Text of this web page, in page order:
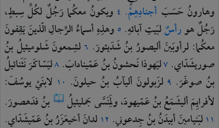
وهارونُحَسَبَ أجنادِهِمْ. ٤ ويكونُمعكُمارَجُلٌلكُلِّسِبطٍ،
رَجُلٌهورأسٌلبَيتِآبائهِ. ٥ وهذِهِأسماءُالرِّجالِالّذينَيَقِفونَ
معكُما:لرأوبَينَأليصورُبنُشَدَيئورَ. ٦ لشِمعونَشَلوميئيلُبنُ
صوريشَدّاي. ٧ليَهوذانَحشونُبنُعَمّينادابَ. ٨ليَسّاكَرَنَثَنائيلُ
بنُصوغَرَ. ٩ لزَبولونَ أليآبُبنُحيلونَ. ١٠ لابنَيْيوسُفَ:
لأفرايِمَأليشَمَعُبنُعَمّيهودَ،ولِمَنَسَّىجَمليئيلُ بنُفدَهصورَ.
١١لبَنيامينَأبيدَنُبنُجِدعوني. ١٢ لدانَأخيعَزَرُبنُعَمّيشَدّاي.